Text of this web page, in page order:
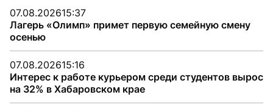
07.08.202615:37
Лагерь «Олимп» примет первую семейную смену
осенью
07.08.202615:16
Интерес к работе курьером среди студентов вырос
на 32% в Хабаровском крае